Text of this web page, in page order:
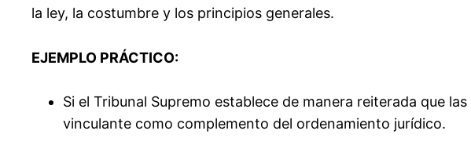
la ley, la costumbre y los principios generales.
EJEMPLO PRÁCTICO:
Si el Tribunal Supremo establece de manera reiterada que
vinculante como complemento del ordenamiento jurídico.